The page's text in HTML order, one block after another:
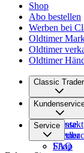
Shop
Abo bestellen
Werben bei
Oldtimer
Oldtimer
Oldtimer
Classic Trader
Über
Karriere
Presse
Partner
Kontakt
FAQ
Service
Shop